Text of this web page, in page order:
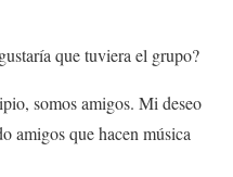
que tuviera el grupo?
somos amigos. Mi deseo
amigos que hacen música